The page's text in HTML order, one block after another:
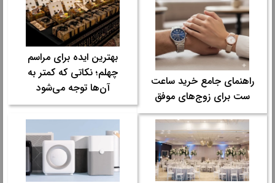
شلوارهای بوت‌کات، فلر بگ و جورتس برند
زمان مورد نیاز برای مطالعه:
تاریخ نگارش: ۱۲ بهمن ۱۴۰۴ - ۲۱:۴۴
تعداد رای‌دهندگان:
دسته ها: سایر مقالات
شلوار
راهنمای جامع خرید ساعت
ست برای زوج‌های موفق
بهترین ایده برای مراسم
چهلم؛ نکاتی که کمتر به
آن‌ها توجه می‌شود